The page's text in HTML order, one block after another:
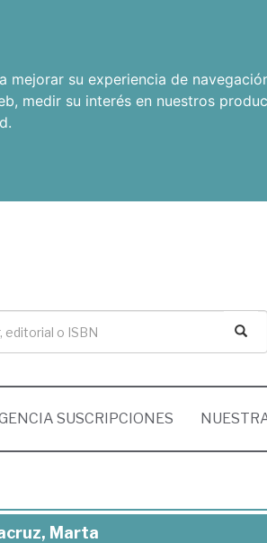
su experiencia de
, medir su interés en nuestros
.
SUSCRIPCIONES
Marta